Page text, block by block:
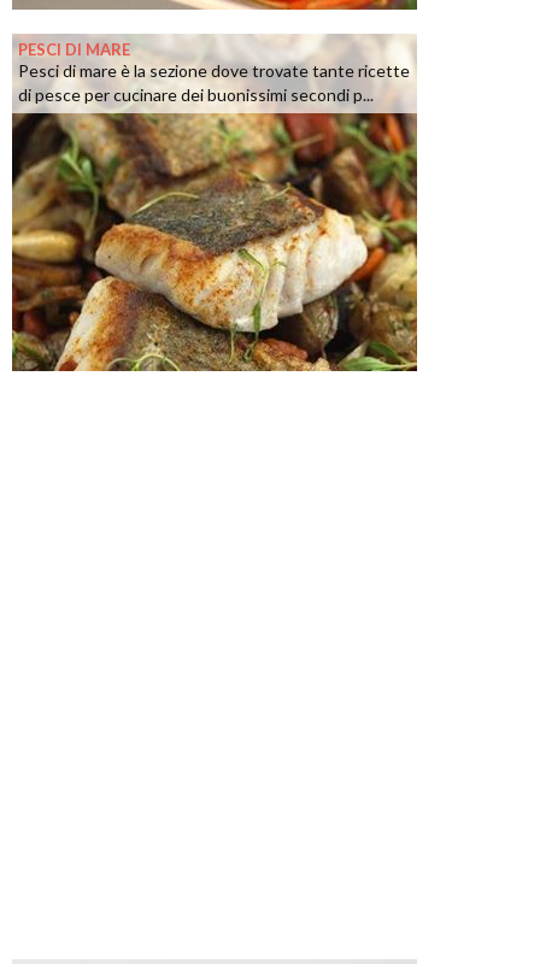
PESCI DI MARE
Pesci di mare è la sezione dove trovate tante ricette
di pesce per cucinare dei buonissimi secondi p...